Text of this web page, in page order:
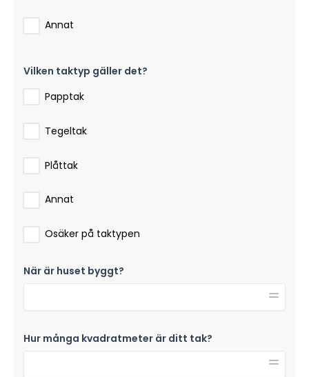
Annat
Vilken taktyp gäller det?
Papptak
Tegeltak
Plåttak
Annat
Osäker på taktypen
När är huset byggt?
Hur många kvadratmeter är ditt tak?